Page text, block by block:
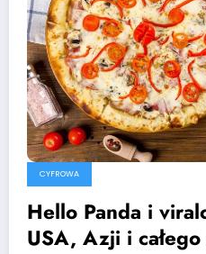
CYFROWA
Hello Panda i
USA, Azji i całego